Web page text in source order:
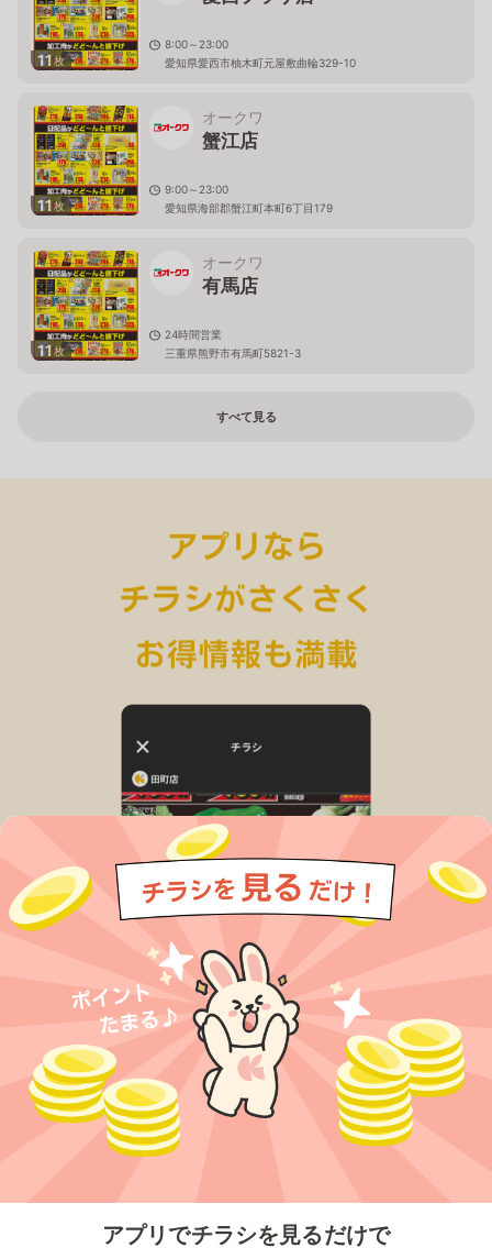
アプリでチラシを見るだけで
11枚
8:00～23:00
愛知県愛西市柚木町元屋敷曲輪329-10
11枚
オークワ
蟹江店
9:00～23:00
愛知県海部郡蟹江町本町6丁目179
11枚
オークワ
有馬店
24時間営業
三重県熊野市有馬町5821-3
すべて見る